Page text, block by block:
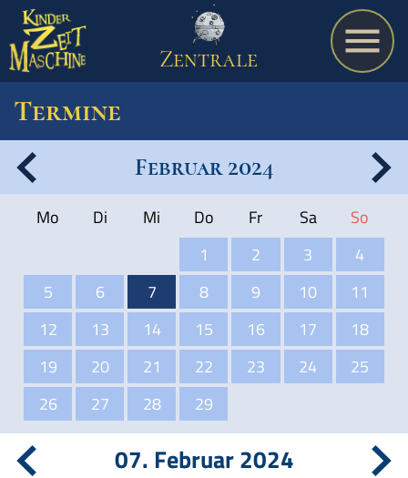
Spiel
Termine
Schulmaterialien
Zentrale
Termine
Februar 2024
Mo Di Mi Do Fr Sa
So
1
2 3
4
5
6 7 8 9 10
11
12
13 14 15 16 17
18
19
20 21 22 23 24
25
26
27 28 29
07. Februar 2024